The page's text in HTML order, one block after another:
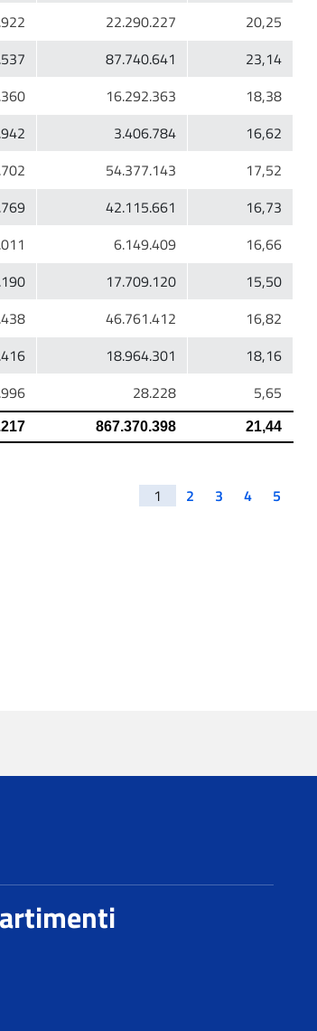
1 2 3 4
5